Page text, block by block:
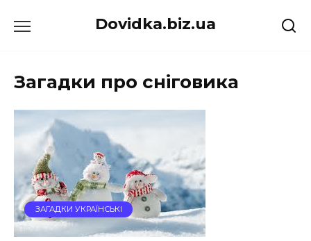
до
Dovidka.biz.ua
Загадки про сніговика
ЗАГАДКИ УКРАЇНСЬКІ